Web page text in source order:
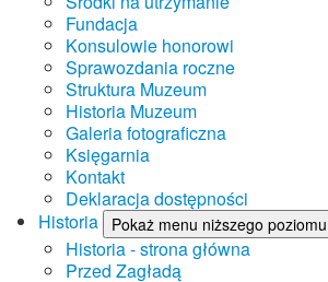
Fundacja
Konsulowie honorowi
Sprawozdania roczne
Struktura Muzeum
Historia Muzeum
Galeria fotograficzna
Księgarnia
Kontakt
Deklaracja dostępności
Historia
Pokaż menu niższego
Historia - strona główna
Przed Zagładą